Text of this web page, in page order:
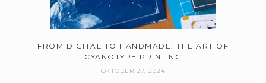
FROM DIGITAL TO HANDMADE: THE ART OF
CYANOTYPE PRINTING
OKTOBER 27, 2024